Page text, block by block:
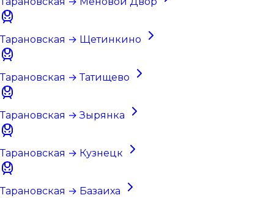
Тарановская → Щетинкино
Тарановская → Татищево
Тарановская → Зырянка
Тарановская → Кузнецк
Тарановская → Базаиха